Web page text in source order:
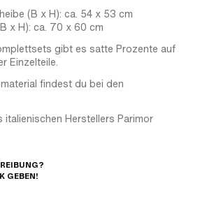
(B x H): ca. 54 x 53 cm
x H): ca. 70 x 60 cm
gibt es satte Prozente auf
Einzelteile.
findest du bei den
Herstellers Parimor
GEBEN!